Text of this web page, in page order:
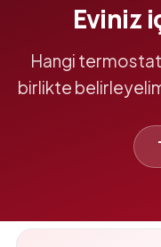
Eviniz
Hangi
birlikte